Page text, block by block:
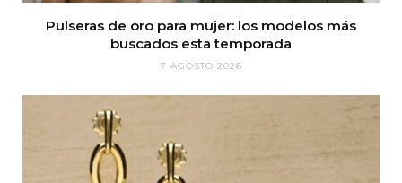
Pulseras de oro para mujer: los modelos más
buscados esta temporada
7 AGOSTO 2026